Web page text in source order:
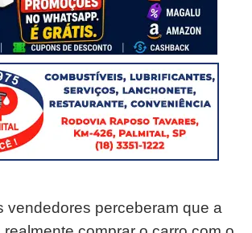
vendedores perceberam que a